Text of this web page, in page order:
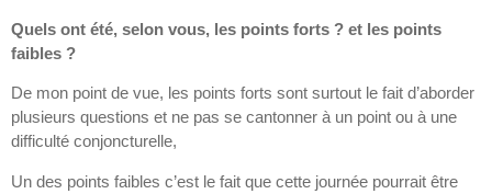
Quels ont été, selon vous, les points forts ? et les points
faibles ?
De mon point de vue, les points forts sont surtout le fait d’aborder
plusieurs questions et ne pas se cantonner à un point ou à une
difficulté conjoncturelle,
Un des points faibles c’est le fait que cette journée pourrait être